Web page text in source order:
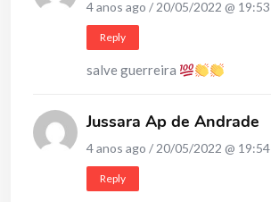
4 anos ago / 20/05/2022 @ 19:53
Reply
salve guerreira
Jussara Ap de Andrade
4 anos ago / 20/05/2022 @ 19:54
Reply